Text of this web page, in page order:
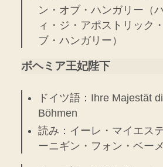
ン・オブ・ハンガリー（
ィ・ジ・アポストリック
ブ・ハンガリー）
ボヘミア王妃陛下
ドイツ語：Ihre Majestät
Böhmen
読み：イーレ・マイエス
ーニギン・フォン・ベー